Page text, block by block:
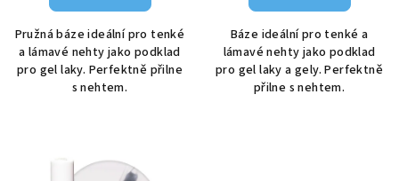
Pružná báze ideální pro tenké
a lámavé nehty jako podklad
pro gel laky. Perfektně přilne
s nehtem.
Báze ideální pro tenké a
lámavé nehty jako podklad
pro gel laky a gely. Perfektně
přilne s nehtem.